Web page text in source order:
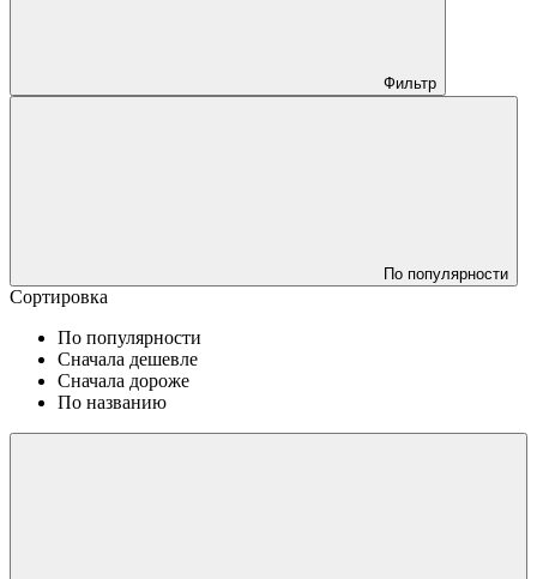
Фильтр
По популярности
Сортировка
По популярности
Сначала дешевле
Сначала дороже
По названию